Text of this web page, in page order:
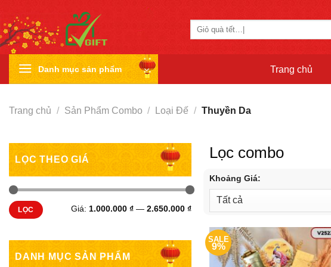
to
content
Tìm
Danh mục sản phẩm Trang chủ
Trang chủ / Sản Phẩm Combo / Loại Đế / Thuyền Da
LỌC THEO GIÁ
Giá
tối
thiểu
Giá
tối
đa
LỌC Giá: 1.000.000 ₫ — 2.650.000 ₫
DANH MỤC SẢN PHẨM
Lọc combo
Khoảng Giá:
SALE
9%